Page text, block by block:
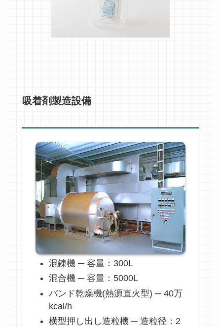
吸着剤製造設備
混錬機 ─ 容量：300L
混合機 ─ 容量：5000L
バンド乾燥機(熱源直火型) ─ 40万
kcal/h
横型押し出し造粒機 ─ 造粒径：2